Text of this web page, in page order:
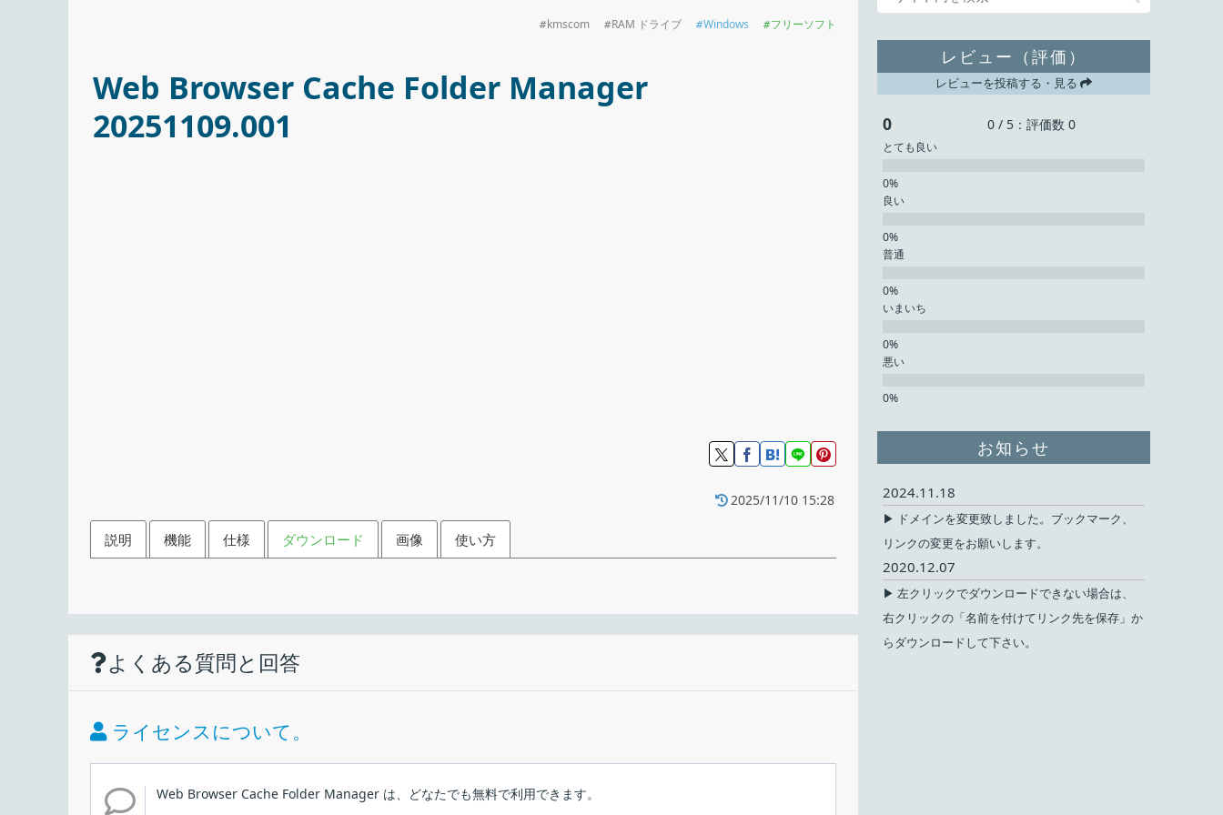
kmscom RAM ドライブ Windows フリーソフト
Web Browser Cache Folder Manager
20251109.001
2025/11/10 15:28
説明 機能 仕様 ダウンロード 画像 使い方
Web ブラウザのキャッシュフォルダの場所を変更するツール
Web ブラウザのキャッシュフォルダの場所を変更
Brave、Google Chrome、Microsoft Edge、Naver Whale、Opera、Vivaldi ブラウザに対応。
価格：
メーカー：
インストール
よくある質問と回答
ライセンスについて。
Web Browser Cache Folder Manager は、どなたでも無料で利用できます。
レビュー（評価）
レビューを投稿する・見る
0 0 / 5：評価数 0
とても良い
良い
普通
いまいち
悪い
お知らせ
2024.11.18
▶ ドメインを変更致しました。ブックマーク、
リンクの変更をお願いします。
2020.12.07
▶ 左クリックでダウンロードできない場合は、
右クリックの「名前を付けてリンク先を保存」か
らダウンロードして下さい。